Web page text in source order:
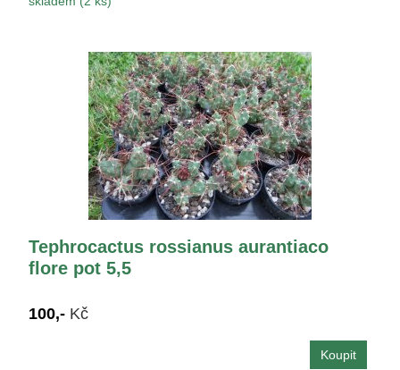
Tephrocactus rossianus aurantiaco
flore pot 5,5
100,- Kč